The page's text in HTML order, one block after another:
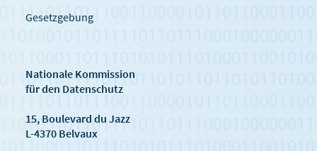
Gesetzgebung
Nationale Kommission
für den Datenschutz
15, Boulevard du Jazz
L-4370 Belvaux